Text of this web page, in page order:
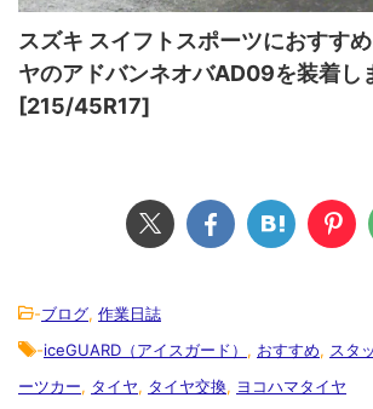
スズキ スイフトスポーツにおすす
ヤのアドバンネオバAD09を装着し
[215/45R17]
-ブログ, 作業日誌
-iceGUARD（アイスガード） , おすすめ, スタ
ーツカー, タイヤ, タイヤ交換, ヨコハマタイヤ